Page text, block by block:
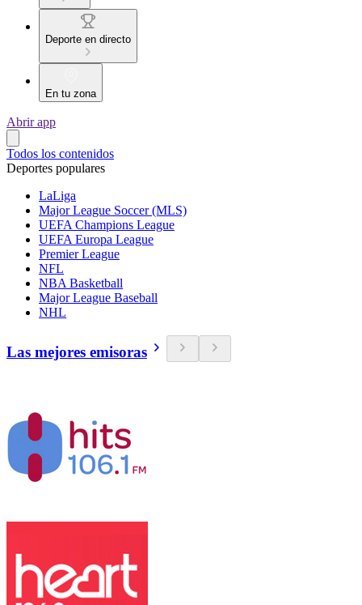
Deporte en directo
En tu zona
Abrir app
Todos los contenidos
Deportes populares
LaLiga
Major League Soccer (MLS)
UEFA Champions League
UEFA Europa League
Premier League
NFL
NBA Basketball
Major League Baseball
NHL
Las mejores emisoras